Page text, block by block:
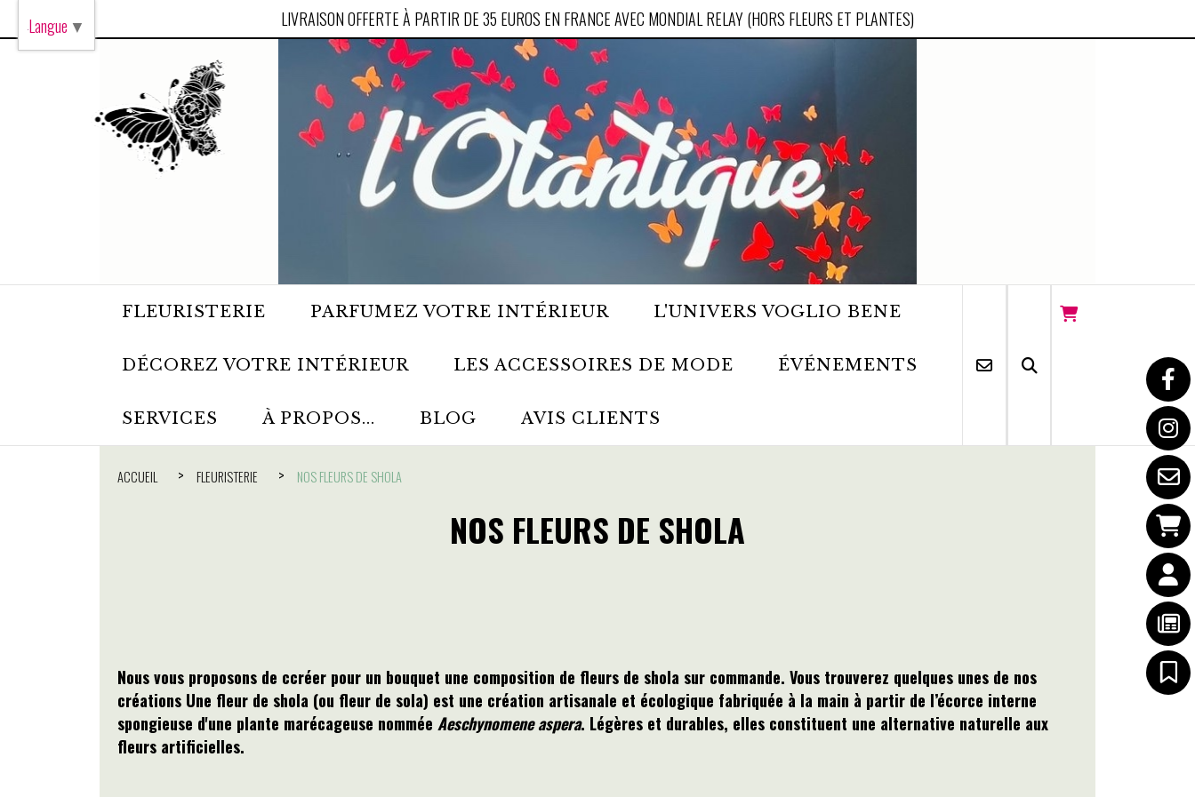
LIVRAISON OFFERTE À PARTIR DE 35 EUROS EN FRANCE AVEC MONDIAL RELAY (HORS FLEURS ET PLANTES)
FLEURISTERIE PARFUMEZ VOTRE INTÉRIEUR L'UNIVERS VOGLIO BENE
DÉCOREZ VOTRE INTÉRIEUR LES ACCESSOIRES DE MODE ÉVÉNEMENTS
SERVICES À PROPOS... BLOG AVIS CLIENTS
ACCUEIL FLEURISTERIE NOS FLEURS DE SHOLA
NOS FLEURS DE SHOLA
Nous vous proposons de ccréer pour un bouquet une composition de fleurs de shola sur commande. Vous trouverez quelques unes de nos
créations Une fleur de shola (ou fleur de sola) est une création artisanale et écologique fabriquée à la main à partir de l’écorce interne
spongieuse d'une plante marécageuse nommée Aeschynomene aspera. Légères et durables, elles constituent une alternative naturelle aux
fleurs artificielles.
Langue ▼